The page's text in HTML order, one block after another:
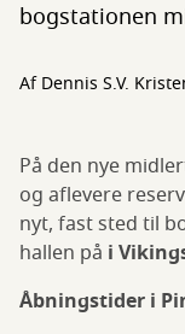
bogstationen
AfDennis S.V.
På den nye
og aflevere
nyt, fast sted til
hallen på i
Åbningstider i